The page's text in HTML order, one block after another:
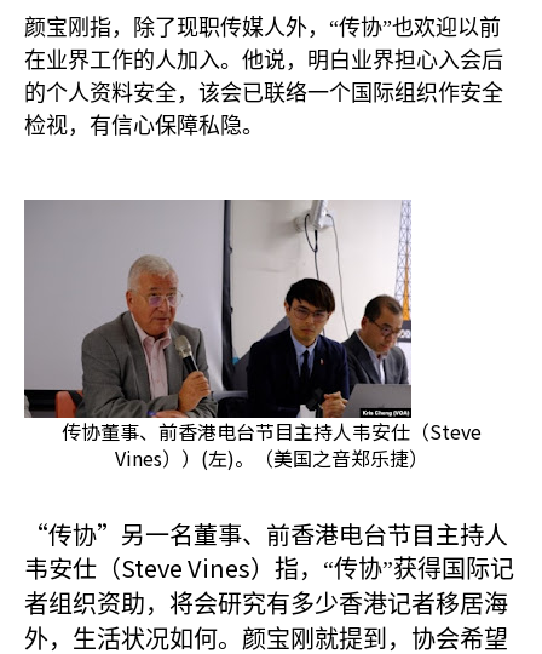
颜宝刚指，除了现职传媒人外，“传协”也欢迎以前
在业界工作的人加入。他说，明白业界担心入会后
的个人资料安全，该会已联络一个国际组织作安全
检视，有信心保障私隐。
传协董事、前香港电台节目主持人韦安仕（Steve
Vines））(左)。（美国之音郑乐捷）
“传协”另一名董事、前香港电台节目主持人
韦安仕（Steve Vines）指，“传协”获得国际记
者组织资助，将会研究有多少香港记者移居海
外，生活状况如何。颜宝刚就提到，协会希望